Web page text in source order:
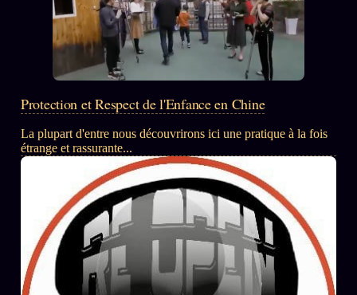
Protection et Respect de l'Enfance en Chine
La plupart d'entre nous découvrirons ici une pratique à la fois
étrange et rassurante...